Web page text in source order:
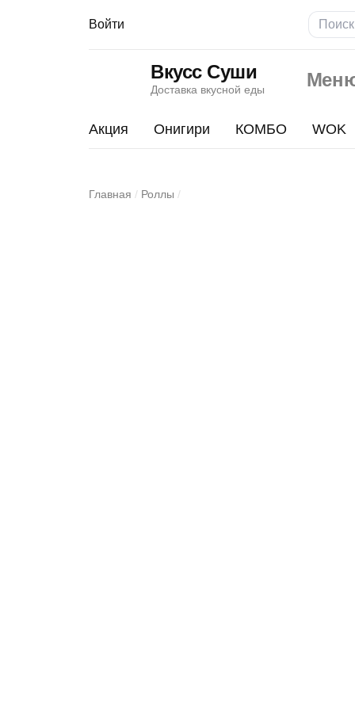
Войти
Вкусс Суши
Доставка вкусной еды
Акция Онигири КОМБО WOK
Главная Роллы
Калифорния